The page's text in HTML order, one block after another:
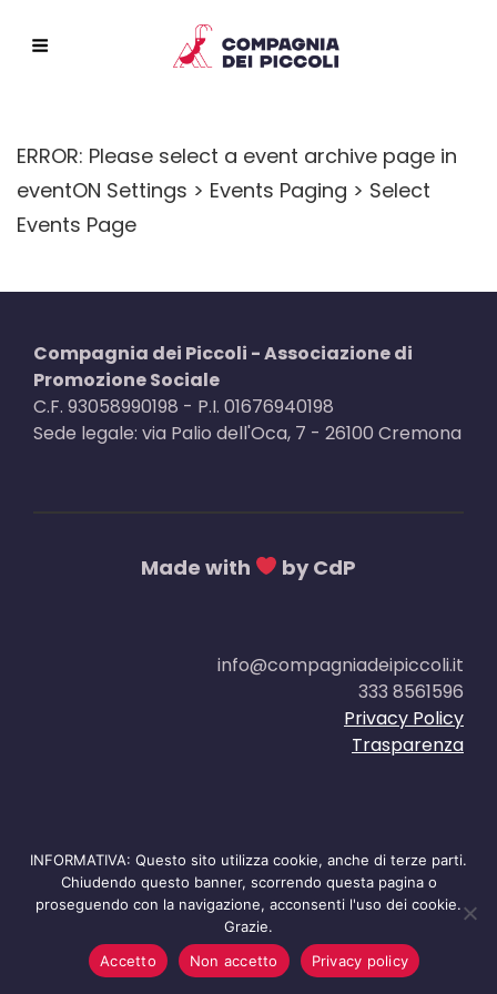
ERROR: Please select a event archive page in
eventON Settings > Events Paging > Select
Events Page
Compagnia dei Piccoli - Associazione di
Promozione Sociale
C.F. 93058990198 - P.I. 01676940198
Sede legale: via Palio dell'Oca, 7 - 26100 Cremona
Made with by CdP
info@compagniadeipiccoli.it
333 8561596
Privacy Policy
Trasparenza
INFORMATIVA: Questo sito utilizza cookie, anche di terze parti.
Chiudendo questo banner, scorrendo questa pagina o
proseguendo con la navigazione, acconsenti l'uso dei cookie.
Grazie.
Accetto
Non accetto Privacy policy